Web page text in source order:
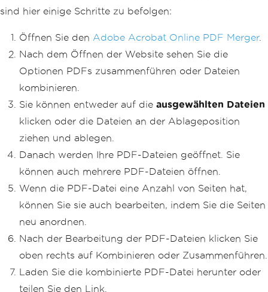
sind hier einige Schritte zu befolgen:
Öffnen Sie den Adobe Acrobat Online PDF Merger.
Nach dem Öffnen der Website sehen Sie die
Optionen PDFs zusammenführen oder Dateien
kombinieren.
Sie können entweder auf die ausgewählten Dateien
klicken oder die Dateien an der Ablageposition
ziehen und ablegen.
Danach werden Ihre PDF-Dateien geöffnet. Sie
können auch mehrere PDF-Dateien öffnen.
Wenn die PDF-Datei eine Anzahl von Seiten hat,
können Sie sie auch bearbeiten, indem Sie die Seiten
neu anordnen.
Nach der Bearbeitung der PDF-Dateien klicken Sie
oben rechts auf Kombinieren oder Zusammenführen.
Laden Sie die kombinierte PDF-Datei herunter oder
teilen Sie den Link.